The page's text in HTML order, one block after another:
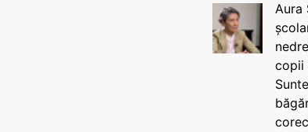
Aura
copii